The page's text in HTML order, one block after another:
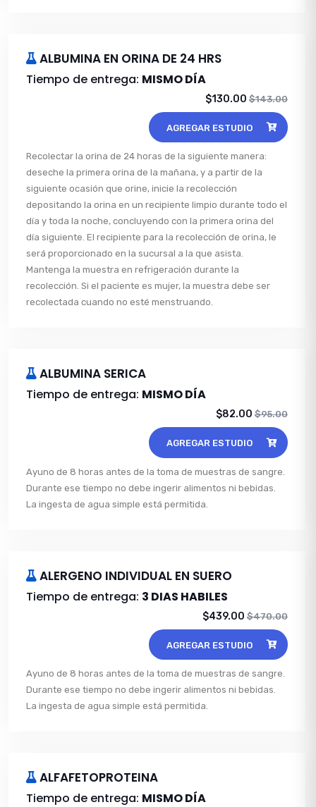
ALBUMINA EN ORINA DE 24 HRS
Tiempo de entrega: MISMO DÍA
$130.00 $143.00
AGREGAR ESTUDIO
Recolectar la orina de 24 horas de la siguiente manera:
deseche la primera orina de la mañana, y a partir de la
siguiente ocasión que orine, inicie la recolección
depositando la orina en un recipiente limpio durante todo el
día y toda la noche, concluyendo con la primera orina del
día siguiente. El recipiente para la recolección de orina, le
será proporcionado en la sucursal a la que asista.
Mantenga la muestra en refrigeración durante la
recolección. Si el paciente es mujer, la muestra debe ser
recolectada cuando no esté menstruando.
ALBUMINA SERICA
Tiempo de entrega: MISMO DÍA
$82.00 $95.00
AGREGAR ESTUDIO
Ayuno de 8 horas antes de la toma de muestras de sangre.
Durante ese tiempo no debe ingerir alimentos ni bebidas.
La ingesta de agua simple está permitida.
ALERGENO INDIVIDUAL EN SUERO
Tiempo de entrega: 3 DIAS HABILES
$439.00 $470.00
AGREGAR ESTUDIO
Ayuno de 8 horas antes de la toma de muestras de sangre.
Durante ese tiempo no debe ingerir alimentos ni bebidas.
La ingesta de agua simple está permitida.
ALFAFETOPROTEINA
Tiempo de entrega: MISMO DÍA